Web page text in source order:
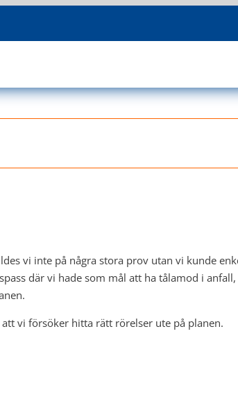
vi inte på några stora prov utan vi kunde
där vi hade som mål att ha tålamod i
vi försöker hitta rätt rörelser ute på planen.